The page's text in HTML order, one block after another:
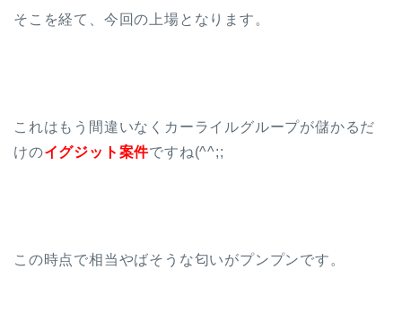
そこを経て、今回の上場となります。
これはもう間違いなくカーライルグループが儲かるだ
けのイグジット案件ですね(^^;;
この時点で相当やばそうな匂いがプンプンです。